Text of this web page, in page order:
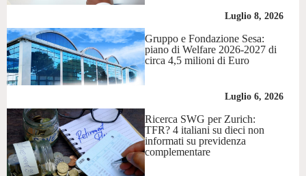
Luglio 8, 2026
Gruppo e Fondazione Sesa:
piano di Welfare 2026-2027 di
circa 4,5 milioni di Euro
Luglio 6, 2026
Ricerca SWG per Zurich:
TFR? 4 italiani su dieci non
informati su previdenza
complementare